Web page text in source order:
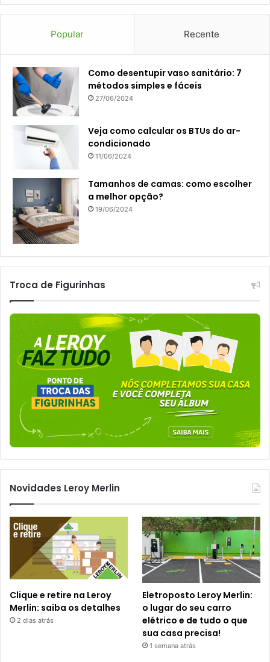
Popular Recente
Como desentupir vaso sanitário: 7
métodos simples e fáceis
27/06/2024
Veja como calcular os BTUs do ar-
condicionado
11/06/2024
Tamanhos de camas: como escolher
a melhor opção?
19/06/2024
Troca de Figurinhas
Novidades Leroy Merlin
Clique e retire na Leroy
Merlin: saiba os detalhes
2 dias atrás
Eletroposto Leroy Merlin:
o lugar do seu carro
elétrico e de tudo o que
sua casa precisa!
1 semana atrás